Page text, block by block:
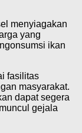
menyiagakan
yang
ikan
fasilitas
masyarakat.
dapat segera
gejala